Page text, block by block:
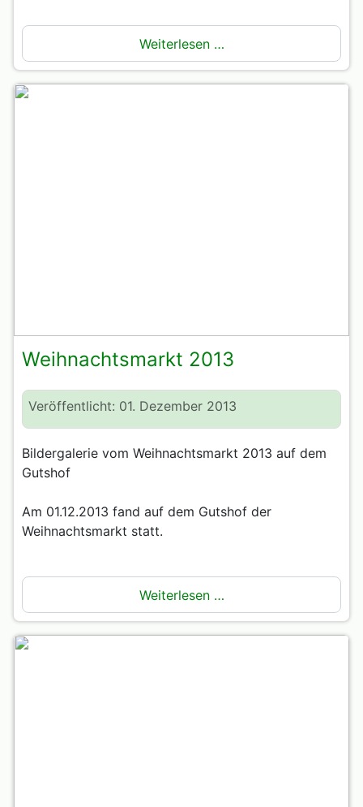
Weiterlesen …
Weihnachtsmarkt 2013
Veröffentlicht: 01. Dezember 2013
Bildergalerie vom Weihnachtsmarkt 2013 auf dem
Gutshof
Am 01.12.2013 fand auf dem Gutshof der
Weihnachtsmarkt statt.
Weiterlesen …